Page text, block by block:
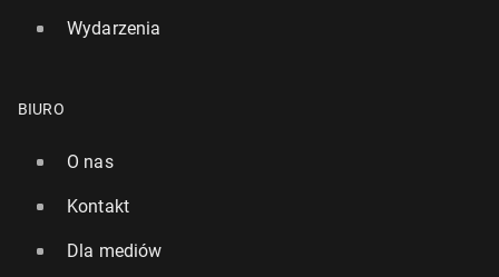
Wydarzenia
BIURO
O nas
Kontakt
Dla mediów